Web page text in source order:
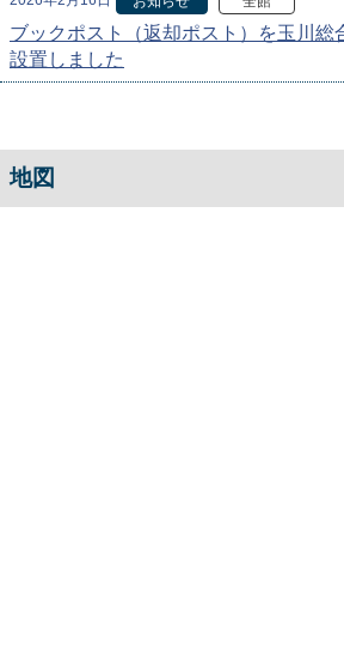
ブックポスト（返却ポスト）を玉川総
設置しました
地図